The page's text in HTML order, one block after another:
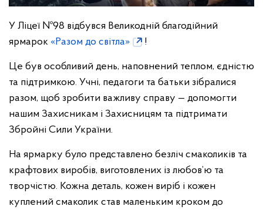
У Ліцеї №98 відбувся Великодній благодійний
ярмарок «Разом до світла» !
Це був особливий день, наповнений теплом, єдністю
та підтримкою. Учні, педагоги та батьки зібралися
разом, щоб зробити важливу справу — допомогти
нашим Захисникам і Захисницям та підтримати
Збройні Сили України.
На ярмарку було представлено безліч смаколиків та
крафтових виробів, виготовлених із любов’ю та
творчістю. Кожна деталь, кожен виріб і кожен
куплений смаколик став маленьким кроком до